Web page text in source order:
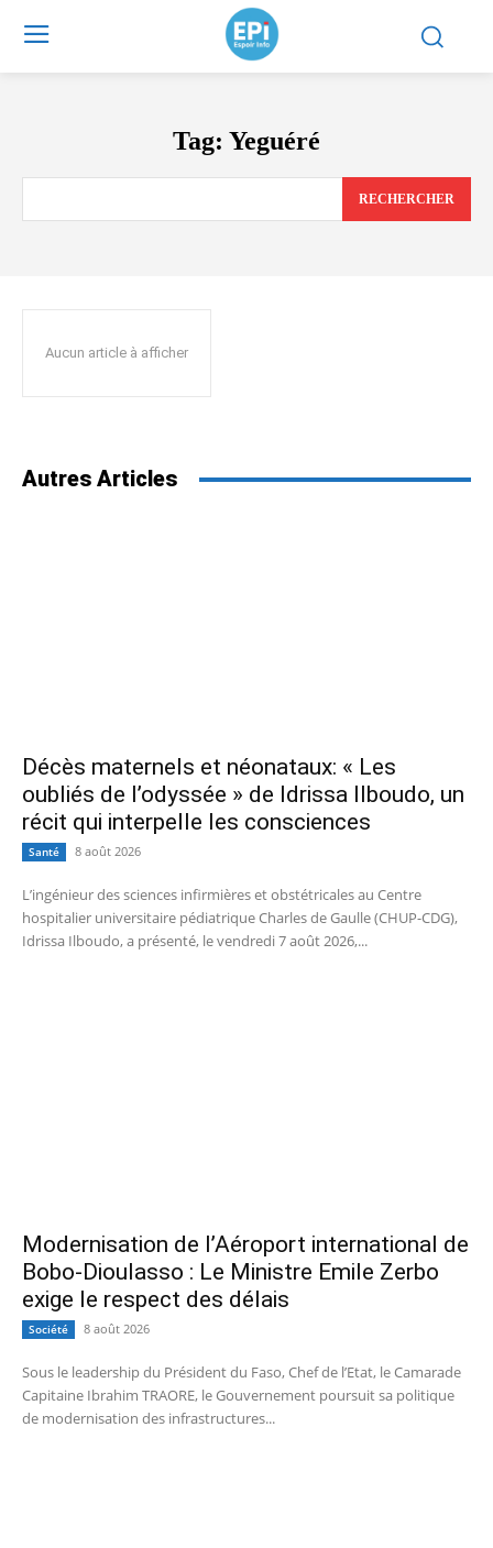
Tag: Yeguéré
RECHERCHER
Aucun article à afficher
Autres Articles
Décès maternels et néonataux: « Les
oubliés de l’odyssée » de Idrissa Ilboudo, un
récit qui interpelle les consciences
Santé 8 août 2026
L’ingénieur des sciences infirmières et obstétricales au Centre
hospitalier universitaire pédiatrique Charles de Gaulle (CHUP-CDG),
Idrissa Ilboudo, a présenté, le vendredi 7 août 2026,...
Modernisation de l’Aéroport international de
Bobo-Dioulasso : Le Ministre Emile Zerbo
exige le respect des délais
Société 8 août 2026
Sous le leadership du Président du Faso, Chef de l’Etat, le Camarade
Capitaine Ibrahim TRAORE, le Gouvernement poursuit sa politique
de modernisation des infrastructures...